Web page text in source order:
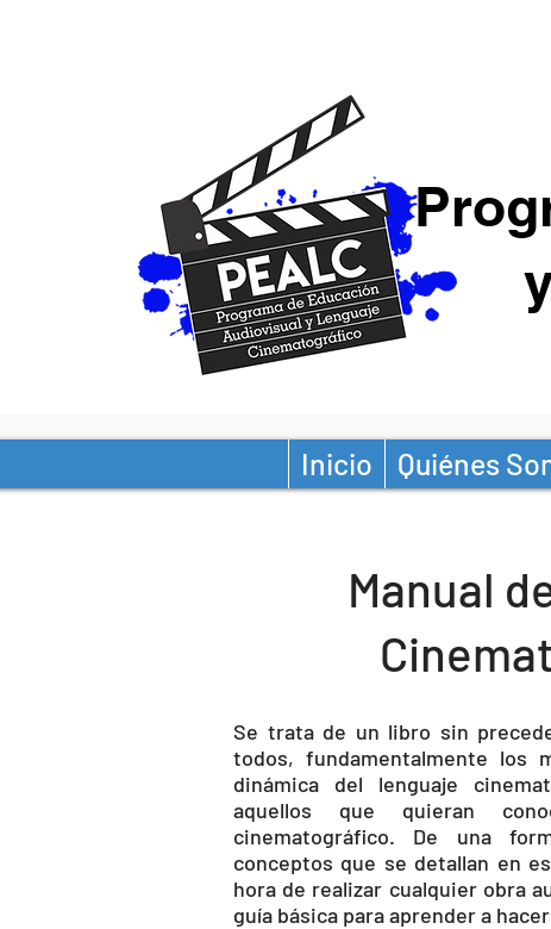
Inicio Quiénes
Manual
Se trata de un libro sin
todos, fundamentalmente los
dinámica del lenguaje
aquellos que quieran
cinematográfico. De una
conceptos que se detallan en
hora de realizar cualquier obra
guía básica para aprender a